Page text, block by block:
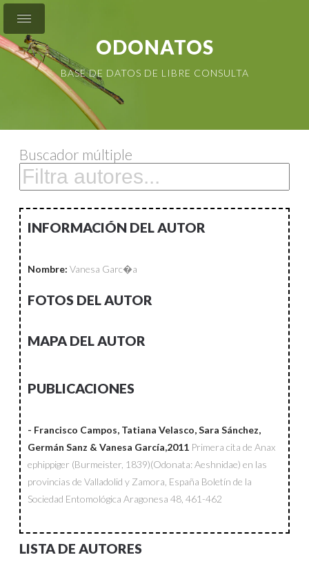
ODONATOS
BASE DE DATOS DE LIBRE CONSULTA
Buscador múltiple
INFORMACIÓN DEL AUTOR
Nombre: Vanesa Garc�a
FOTOS DEL AUTOR
MAPA DEL AUTOR
PUBLICACIONES
- Francisco Campos, Tatiana Velasco, Sara Sánchez,
Germán Sanz & Vanesa García,2011 Primera cita de Anax
ephippiger (Burmeister, 1839)(Odonata: Aeshnidae) en las
provincias de Valladolid y Zamora, España Boletín de la
Sociedad Entomológica Aragonesa 48, 461-462
LISTA DE AUTORES